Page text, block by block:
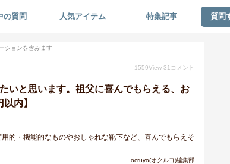
の質問 人気アイテム 特集記事 質問
ションを含みます
1559View 31 コメント
いと思います。祖父に喜んでもらえる、お
内】
的・機能的なものやおしゃれな靴下など、喜んでもらえそ
ocruyo(オクルヨ)編集部